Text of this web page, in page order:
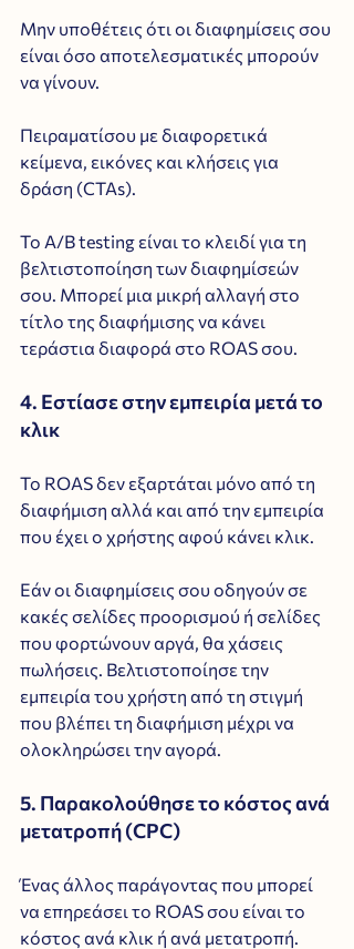
Μην υποθέτεις ότι οι διαφημίσεις σου
είναι όσο αποτελεσματικές μπορούν
να γίνουν.
Πειραματίσου με διαφορετικά
κείμενα, εικόνες και κλήσεις για
δράση (CTAs).
Το A/B testing είναι το κλειδί για τη
βελτιστοποίηση των διαφημίσεών
σου. Μπορεί μια μικρή αλλαγή στο
τίτλο της διαφήμισης να κάνει
τεράστια διαφορά στο ROAS σου.
4. Εστίασε στην εμπειρία μετά το
κλικ
Το ROAS δεν εξαρτάται μόνο από τη
διαφήμιση αλλά και από την εμπειρία
που έχει ο χρήστης αφού κάνει κλικ.
Εάν οι διαφημίσεις σου οδηγούν σε
κακές σελίδες προορισμού ή σελίδες
που φορτώνουν αργά, θα χάσεις
πωλήσεις. Βελτιστοποίησε την
εμπειρία του χρήστη από τη στιγμή
που βλέπει τη διαφήμιση μέχρι να
ολοκληρώσει την αγορά.
5. Παρακολούθησε το κόστος ανά
μετατροπή (CPC)
Ένας άλλος παράγοντας που μπορεί
να επηρεάσει το ROAS σου είναι το
κόστος ανά κλικ ή ανά μετατροπή.